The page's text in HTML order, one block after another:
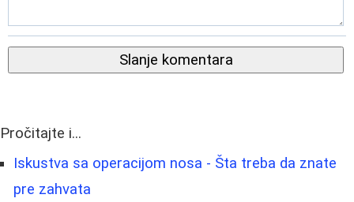
Slanje komentara
Pročitajte i...
Iskustva sa operacijom nosa - Šta treba da znate
pre zahvata